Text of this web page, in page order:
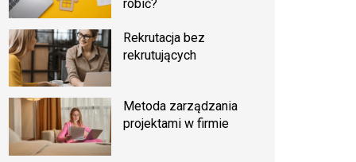
robić?
Rekrutacja bez
rekrutujących
Metoda zarządzania
projektami w firmie